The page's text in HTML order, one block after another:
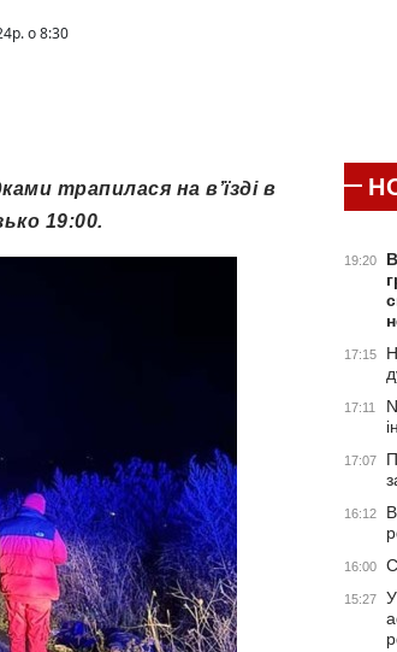
о 8:30
трапилася на в’їзді в
19:00.
19:20
17:15
17:11
17:07
16:12
16:00
15:27